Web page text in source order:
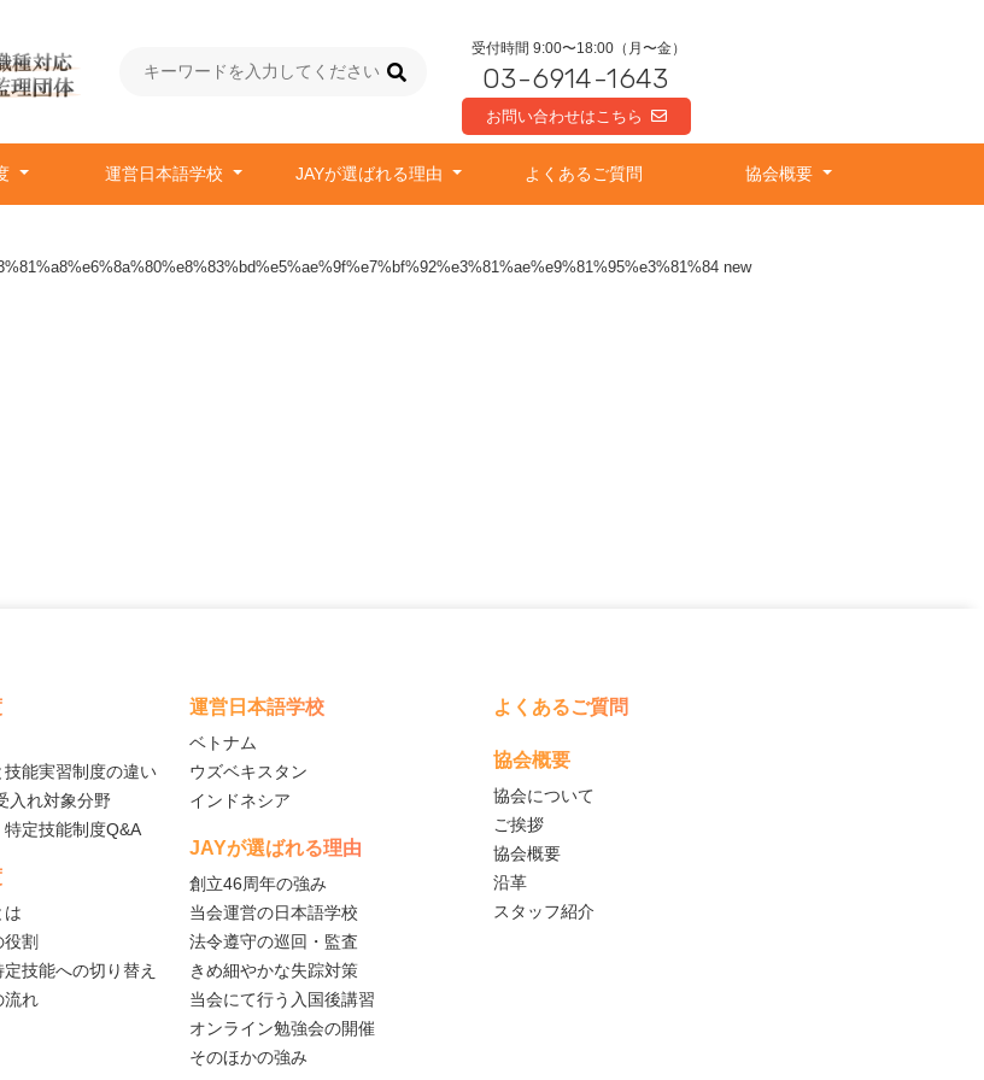
受付時間 9:00〜18:00（月〜金）
03-6914-1643
お問い合わせはこちら
運営日本語学校 JAYが選ばれる理由 よくあるご質問 協会概要
new
能実習制度の違い
入れ対象分野
定技能制度Q&A
は
割
技能への切り替え
流れ
運営日本語学校
ベトナム
ウズベキスタン
インドネシア
JAYが選ばれる理由
創立46周年の強み
当会運営の日本語学校
法令遵守の巡回・監査
きめ細やかな失踪対策
当会にて行う入国後講習
オンライン勉強会の開催
そのほかの強み
よくあるご質問
協会概要
協会について
ご挨拶
協会概要
沿革
スタッフ紹介